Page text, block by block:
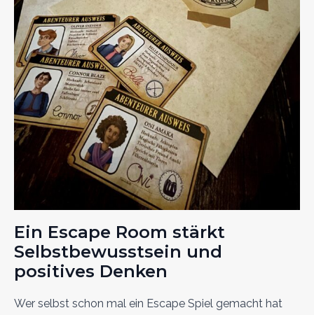
Ein Escape Room stärkt
Selbstbewusstsein und
positives Denken
Wer selbst schon mal ein Escape Spiel gemacht hat